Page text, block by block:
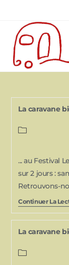
La caravane
... au Festival
sur 2 jours :
Retrouvons-
Continuer La
La caravane